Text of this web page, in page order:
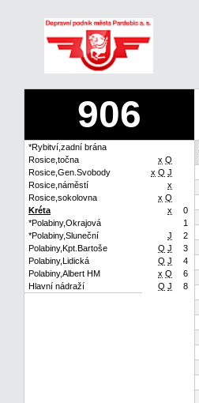
906
*Rybitví,zadní brána
Rosice,točna
x Q
Rosice,Gen.Svobody
x Q J
Rosice,náměstí
x
Rosice,sokolovna
x Q
Kréta
x
0
*Polabiny,Okrajová
1
*Polabiny,Sluneční
J
2
Polabiny,Kpt.Bartoše
Q J
3
Polabiny,Lidická
Q J
4
Polabiny,Albert HM
x Q
6
Hlavní nádraží
Q J 8